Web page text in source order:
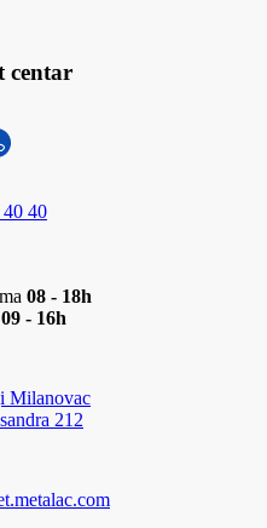
centar
40
08 - 18h
09 - 16h
Milanovac
212